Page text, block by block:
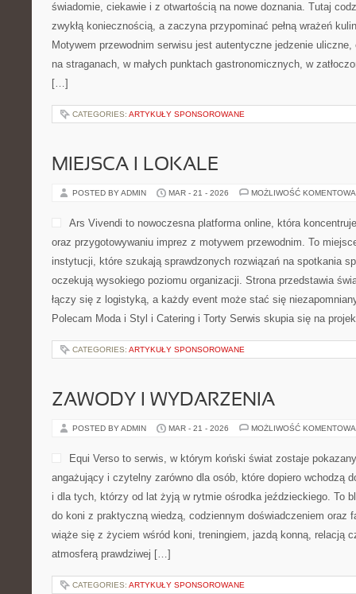
świadomie, ciekawie i z otwartością na nowe doznania. Tutaj
zwykłą koniecznością, a zaczyna przypominać pełną wrażeń
Motywem przewodnim serwisu jest autentyczne jedzenie
na straganach, w małych punktach gastronomicznych, w
[…]
CATEGORIES: ARTYKUŁY SPONSOROWANE
MIEJSCA I LOKALE
POSTED BY ADMIN MAR - 21 - 2026 MOŻLIWOŚĆ
Ars Vivendi to nowoczesna platforma online, która
oraz przygotowywaniu imprez z motywem przewodnim. To
instytucji, które szukają sprawdzonych rozwiązań na spotkania
oczekują wysokiego poziomu organizacji. Strona przedstawia
łączy się z logistyką, a każdy event może stać się
Polecam Moda i Styl i Catering i Torty Serwis skupia się na
CATEGORIES: ARTYKUŁY SPONSOROWANE
ZAWODY I WYDARZENIA
POSTED BY ADMIN MAR - 21 - 2026 MOŻLIWOŚĆ
Equi Verso to serwis, w którym koński świat zostaje
angażujący i czytelny zarówno dla osób, które dopiero wchodzą
i dla tych, którzy od lat żyją w rytmie ośrodka jeździeckiego. To
do koni z praktyczną wiedzą, codziennym doświadczeniem oraz
wiąże się z życiem wśród koni, treningiem, jazdą konną, relacją
atmosferą prawdziwej […]
CATEGORIES: ARTYKUŁY SPONSOROWANE